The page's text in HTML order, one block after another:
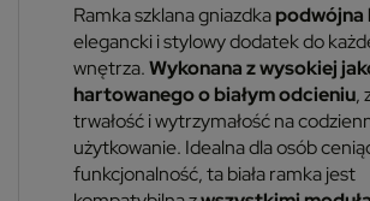
Ramka szklana gniazdkapodwójna
elegancki i stylowy dodatek do
wnętrza.Wykonana z wysokiej
hartowanego o białym odcieniu,
trwałość i wytrzymałość na
użytkowanie. Idealna dla osób
funkcjonalność, ta biała ramka jest